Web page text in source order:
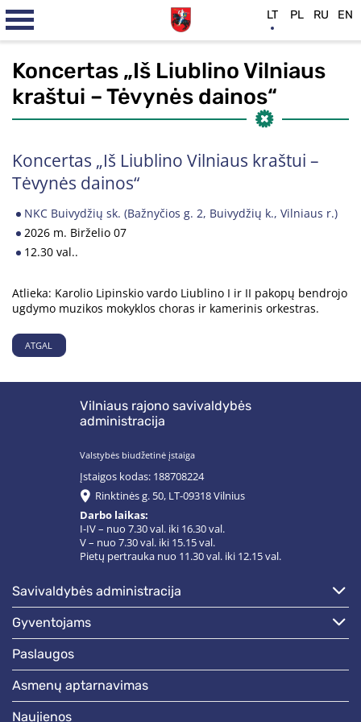
Koncertas „Iš Liublino Vilniaus
kraštui – Tėvynės dainos“
Koncertas „Iš Liublino Vilniaus kraštui –
Tėvynės dainos“
NKC Buivydžių sk. (Bažnyčios g. 2, Buivydžių k., Vilniaus r.)
2026 m. Birželio 07
12.30 val..
Atlieka: Karolio Lipinskio vardo Liublino I ir II pakopų bendrojo
ugdymo muzikos mokyklos choras ir kamerinis orkestras.
ATGAL
Vilniaus rajono savivaldybės
administracija
Valstybės biudžetinė įstaiga
Įstaigos kodas: 188708224
Rinktinės g. 50, LT-09318 Vilnius
Darbo laikas:
I-IV – nuo 7.30 val. iki 16.30 val.
V – nuo 7.30 val. iki 15.15 val.
Pietų pertrauka nuo 11.30 val. iki 12.15 val.
savivaldybės administracija
gyventojams
paslaugos
asmenų aptarnavimas
naujienos
LT PL RU EN